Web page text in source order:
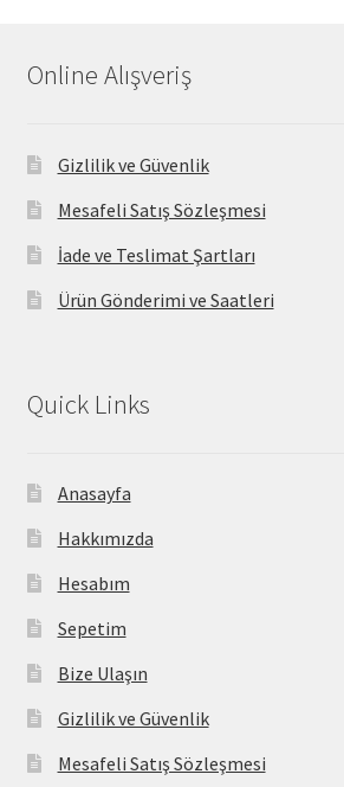
Online Alışveriş
Gizlilik ve Güvenlik
Mesafeli Satış Sözleşmesi
İade ve Teslimat Şartları
Ürün Gönderimi ve Saatleri
Quick Links
Anasayfa
Hakkımızda
Hesabım
Sepetim
Bize Ulaşın
Gizlilik ve Güvenlik
Mesafeli Satış Sözleşmesi